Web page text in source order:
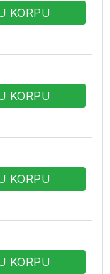
KORPU
KORPU
KORPU
KORPU